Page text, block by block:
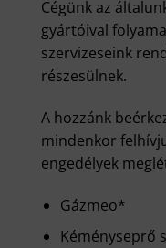
Cégünk az
gyártóival
szervizeseink
részesülnek.
A hozzánk
mindenkor
engedélyek
Gázmeo*
Kéményseprő